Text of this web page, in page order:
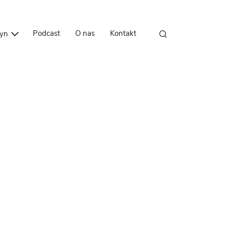
Podcast O nas Kontakt
Przejdź do treści